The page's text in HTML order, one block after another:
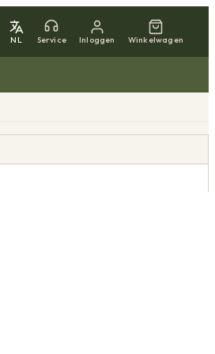
NL Service Inloggen Winkelwagen